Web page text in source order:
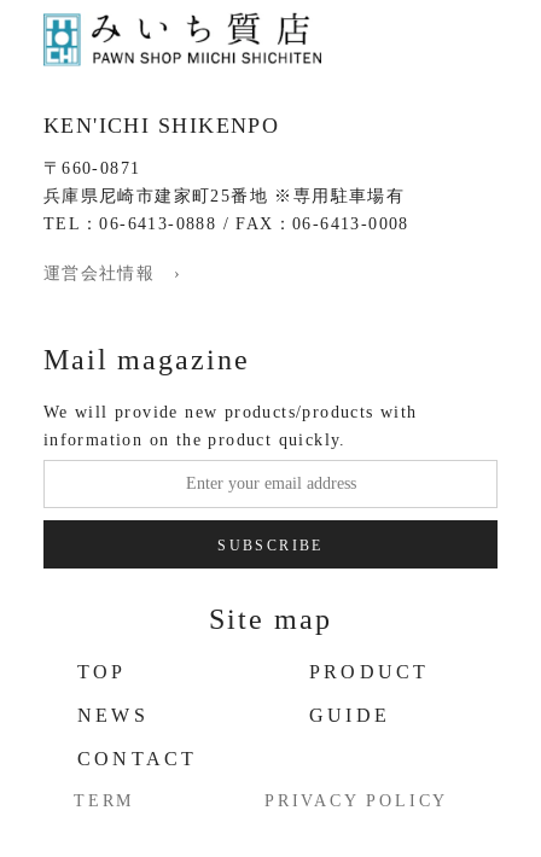
KEN'ICHI SHIKENPO
〒660-0871
兵庫県尼崎市建家町25番地 ※専用駐車場有
TEL：06-6413-0888 / FAX：06-6413-0008
運営会社情報 ›
Mail magazine
We will provide new products/products with
information on the product quickly.
SUBSCRIBE
Site map
TOP PRODUCT
NEWS GUIDE
CONTACT
TERM PRIVACY POLICY